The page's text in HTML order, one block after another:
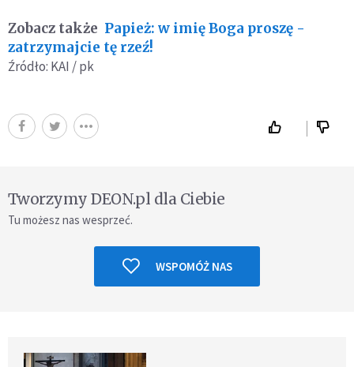
Zobacz także Papież: w imię Boga proszę -
zatrzymajcie tę rzeź!
Źródło: KAI / pk
Tworzymy DEON.pl dla Ciebie
Tu możesz nas wesprzeć.
WSPOMÓŻ NAS